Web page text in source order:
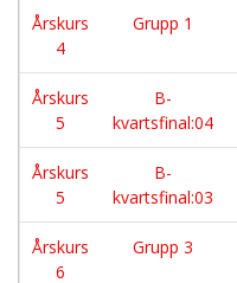
Årskurs
4
Grupp 1
Årskurs
5
B-
kvartsfinal:04
Årskurs
5
B-
kvartsfinal:03
Årskurs
6
Grupp 3